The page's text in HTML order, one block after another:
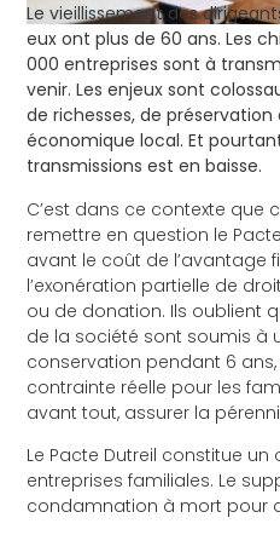
Le vieillissement des
eux ont plus de 60 ans. Les
000 entreprises sont à
venir. Les enjeux sont
de richesses, de
économique local. Et
transmissions est en baisse.
C’est dans ce contexte que
remettre en question le
avant le coût de l’avantage
l’exonération partielle de
ou de donation. Ils oublient
de la société sont soumis à
conservation pendant 6
contrainte réelle pour les
avant tout, assurer la
Le Pacte Dutreil constitue un
entreprises familiales. Le
condamnation à mort pour